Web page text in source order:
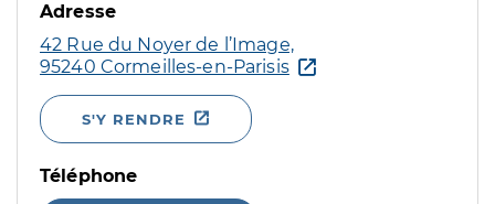
Adresse
42 Rue du Noyer de l’Image,
95240 Cormeilles-en-Parisis
S'Y RENDRE
Téléphone